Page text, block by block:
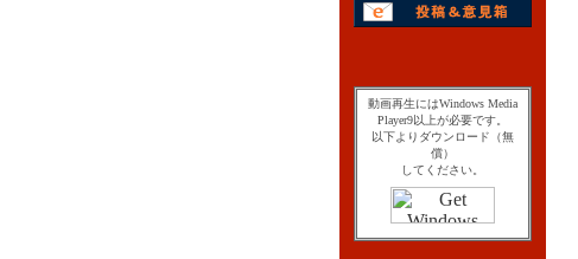
動画再生にはWindows Media
Player9以上が必要です。
以下よりダウンロード（無
償）
してください。